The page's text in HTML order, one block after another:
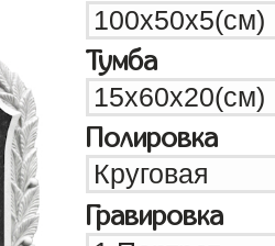
Тумба
Полировка
Гравировка